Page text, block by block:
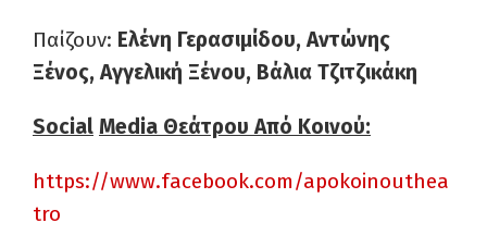
Παίζουν: Ελένη Γερασιμίδου, Αντώνης
Ξένος, Αγγελική Ξένου, Βάλια Τζιτζικάκη
Social Media Θεάτρου Από Κοινού:
https://www.facebook.com/apokoinouthea
tro